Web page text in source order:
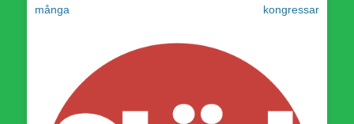
inlägg:
många
kongressar